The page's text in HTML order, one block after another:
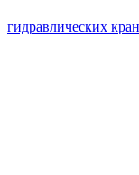
гидравлических